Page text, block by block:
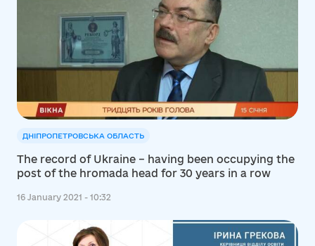
ДНІПРОПЕТРОВСЬКА ОБЛАСТЬ
The record of Ukraine – having been occupying the
post of the hromada head for 30 years in a row
16 January 2021 - 10:32